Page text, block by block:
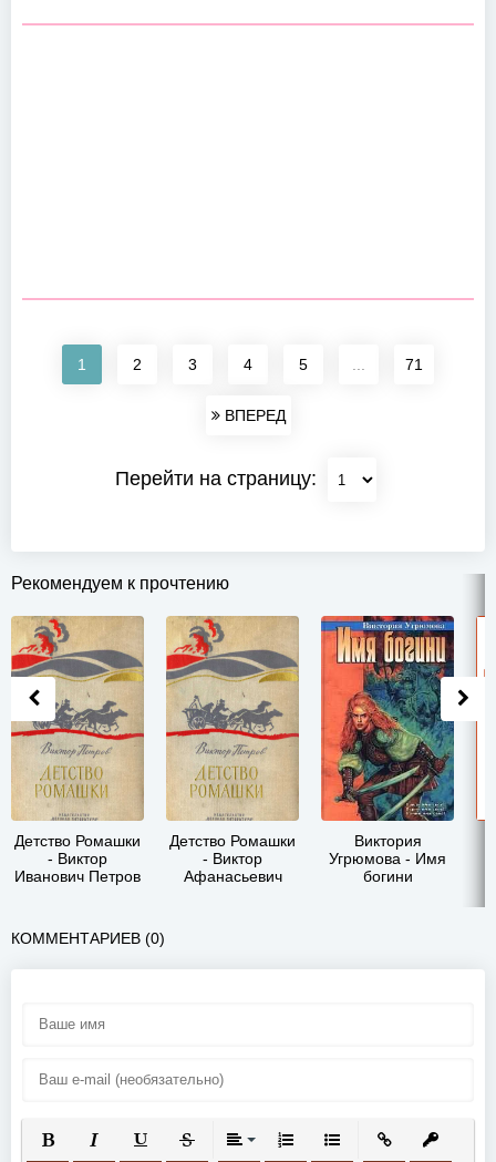
1 2 3 4 5 71
ВПЕРЕД
Перейти на страницу:
Рекомендуем к прочтению
Детство Ромашки
- Виктор
Иванович Петров
Детство Ромашки
- Виктор
Афанасьевич
Виктория
Угрюмова - Имя
богини
КОММЕНТАРИЕВ (0)